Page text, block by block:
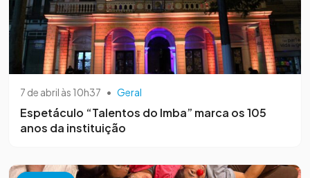
7 de abril às 10h37 • Geral
Espetáculo “Talentos do Imba” marca os 105
anos da instituição